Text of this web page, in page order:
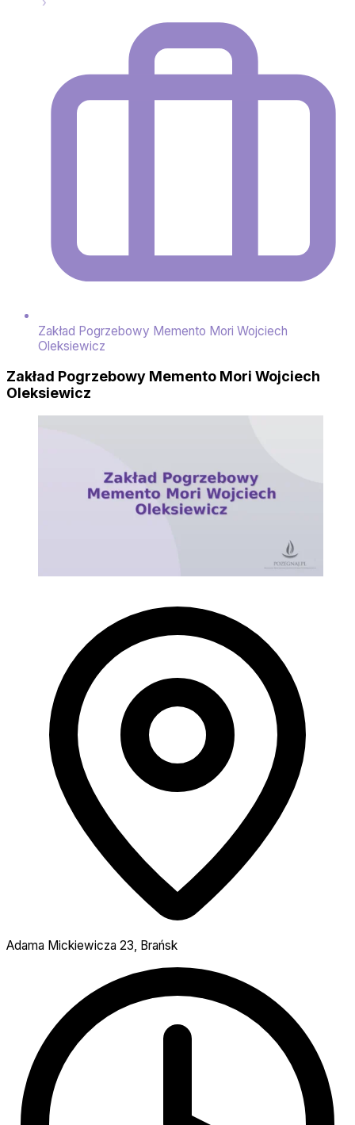
Zakład Pogrzebowy Memento Mori Wojciech
Oleksiewicz
Zakład Pogrzebowy Memento Mori Wojciech
Oleksiewicz
Adama Mickiewicza 23, Brańsk